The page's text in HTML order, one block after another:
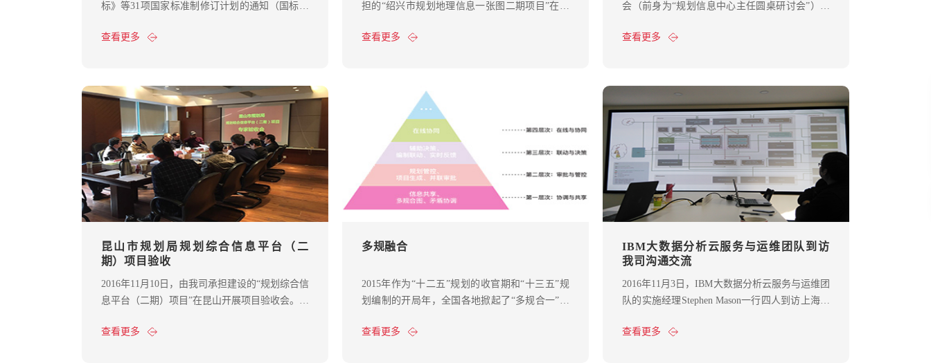
标》等31项国家标准制修订计划的通知（国标委
家标准的制修订计划。与智慧城市和多规合一密
项。
查看更多
担的“绍兴市规划地理信息一张图二期项目”在绍
查看更多
会（前身为“规划信息中心主任圆桌研讨会”）在
划信息中心、规划院、以及院校的60多位专家学
专家围绕“互联网＋政务服务＋空间规划体系”的
主题对规划信息化的焦点问题进行了探讨，对行
业前沿技术实践、工作范式的创新进行了分享。
查看更多
昆山市规划局规划综合信息平台（二
期）项目验收
2016年11月10日，由我司承担建设的“规划综合信
息平台（二期）项目”在昆山开展项目验收会。专
关资料，经过质询和讨论，一致认为项目符合建
查看更多
多规融合
2015年作为“十二五”规划的收官期和“十三五”规
划编制的开局年，全国各地掀起了“多规合一”建
一”试点经验获得习近平总书记肯定。
查看更多
IBM大数据分析云服务与运维团队到访
我司沟通交流
2016年11月3日，IBM大数据分析云服务与运维团
队的实施经理Stephen Mason一行四人到访上海数
Stephen介绍了IBM在BlueMix平台上最新开发的
查看更多